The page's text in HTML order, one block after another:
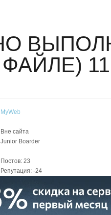
MyWeb
Вне сайта
Junior Boarder
Постов: 23
Репутация: -24